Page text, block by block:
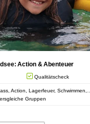
Action & Abenteuer
Qualitätscheck
Action, Lagerfeuer, Schwimmen,…
Gruppen